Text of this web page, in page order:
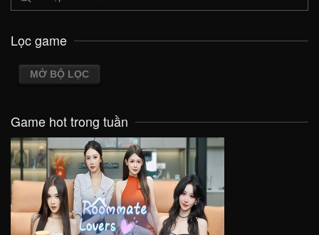
Lọc game
MỞ BỘ LỌC
Game hot trong tuần
VIEW